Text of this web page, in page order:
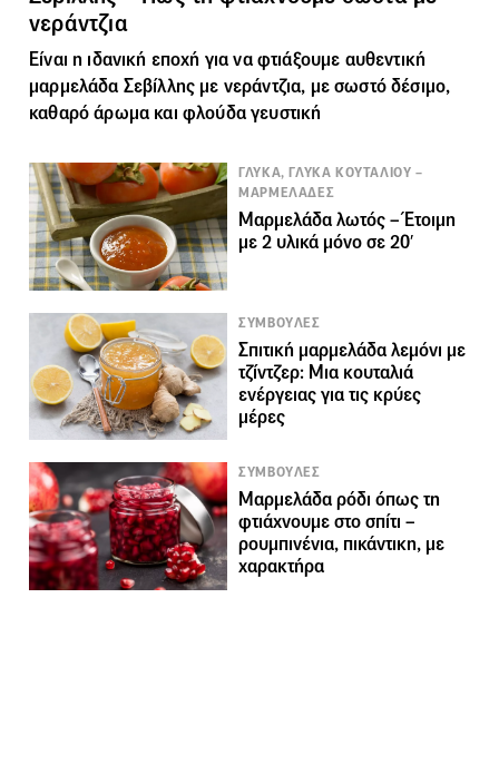
νεράντζια
Είναι η ιδανική εποχή για να φτιάξουμε αυθεντική
μαρμελάδα Σεβίλλης με νεράντζια, με σωστό δέσιμο,
καθαρό άρωμα και φλούδα γευστική
ΓΛΥΚΑ, ΓΛΥΚΑ ΚΟΥΤΑΛΙΟΥ –
ΜΑΡΜΕΛΑΔΕΣ
Μαρμελάδα λωτός – Έτοιμη
με 2 υλικά μόνο σε 20′
ΣΥΜΒΟΥΛΕΣ
Σπιτική μαρμελάδα λεμόνι με
τζίντζερ: Μια κουταλιά
ενέργειας για τις κρύες
μέρες
ΣΥΜΒΟΥΛΕΣ
Μαρμελάδα ρόδι όπως τη
φτιάχνουμε στο σπίτι –
ρουμπινένια, πικάντικη, με
χαρακτήρα